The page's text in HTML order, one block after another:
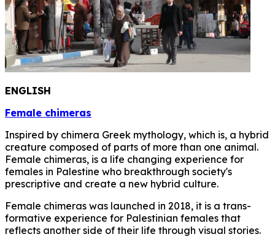
ENGLISH
Female chimeras
Inspired by chimera Greek mythology, which is, a hybrid
creature composed of parts of more than one animal.
Female chimeras, is a life changing experience for
females in Palestine who breakthrough society's
prescriptive and create a new hybrid culture.
Female chimeras was launched in 2018, it is a trans-
formative experience for Palestinian females that
reflects another side of their life through visual stories.